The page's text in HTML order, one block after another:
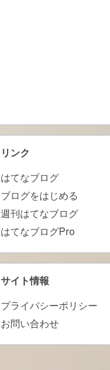
リンク
はてなブログ
ブログをはじめる
週刊はてなブログ
はてなブログPro
サイト情報
プライバシーポリシー
お問い合わせ